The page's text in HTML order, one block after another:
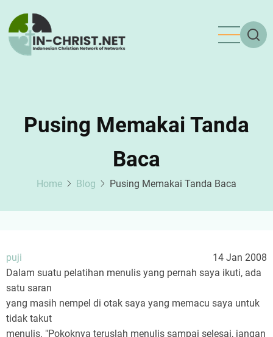
main
content
Pusing Memakai Tanda
Baca
Home Blog Pusing Memakai Tanda Baca
puji
14 Jan 2008
Dalam suatu pelatihan menulis yang pernah saya ikuti, ada
satu saran
yang masih nempel di otak saya yang memacu saya untuk
tidak takut
menulis. "Pokoknya teruslah menulis sampai selesai, jangan